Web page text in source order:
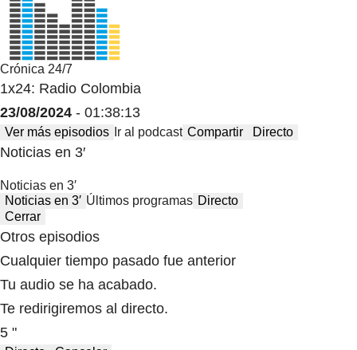
Crónica 24/7
1x24: Radio Colombia
23/08/2024 - 01:38:13
Ver más episodios Ir al podcast Compartir Directo
Noticias en 3′
Noticias en 3′
Noticias en 3′ Últimos programas Directo
Cerrar
Otros episodios
Cualquier tiempo pasado fue anterior
Tu audio se ha acabado.
Te redirigiremos al directo.
5 "